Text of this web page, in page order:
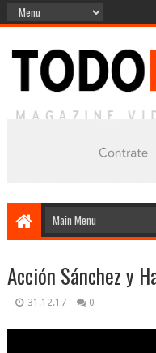
Acción Sánchez y
31.12.17 0